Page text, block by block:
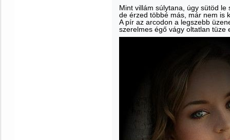
Mint villám súlytana, úgy sütöd le
de érzed többé más, már nem is
A pír az arcodon a legszebb
szerelmes égő vágy oltatlan